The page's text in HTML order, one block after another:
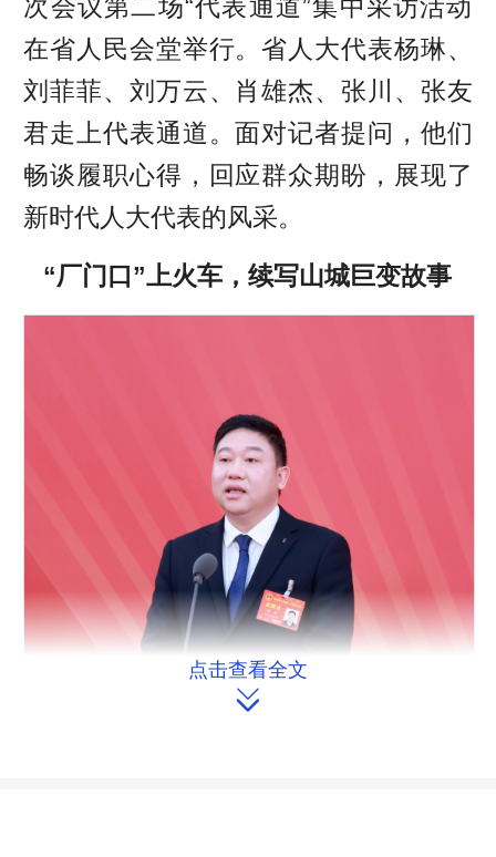
次会议第二场“代表通道”集中采访活动
在省人民会堂举行。省人大代表杨琳、
刘菲菲、刘万云、肖雄杰、张川、张友
君走上代表通道。面对记者提问，他们
畅谈履职心得，回应群众期盼，展现了
新时代人大代表的风采。
“厂门口”上火车，续写山城巨变故事
点击查看全文
